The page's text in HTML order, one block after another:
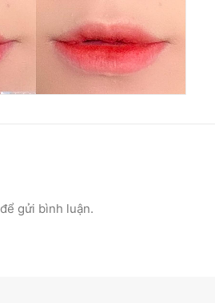
để gửi bình luận.